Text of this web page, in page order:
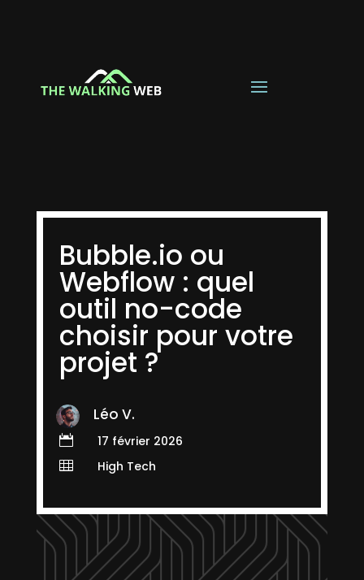
Bubble.io ou
Webflow : quel
outil no-code
choisir pour votre
projet ?
Léo V.
 17 février 2026
 High Tech